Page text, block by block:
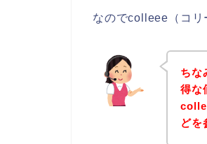
なのでcolleee（コリ
ちな
得な
どを